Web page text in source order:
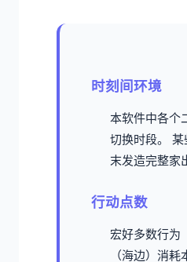
时刻间环境
本软件中各个
切换时段。
某
末发造完整家
行动点数
宏好多数行为
（海边）消